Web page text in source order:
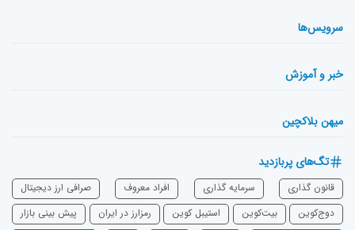
سرویس‌ها
خبر و آموزش
میهن بلاکچین
تگ‌های پربازدید
قانون گذاری سرمایه‌ گذاری افراد معروف
صرافی ارز دیجیتال
دوج‌کوین
بیت‌کوین استیبل کوین رمزارز در ایران
پیش بینی بازار